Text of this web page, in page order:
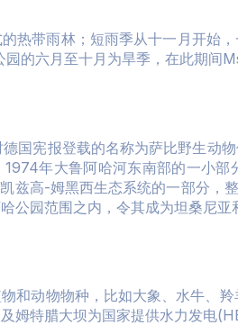
热带雨林；短雨季从十一月开始
的六月至十月为旱季，在此期间
国宪报登载的名称为萨比野生动
年大鲁阿哈河东南部的一小
兹高-姆黑西生态系统的一部分
公园范围之内，令其成为坦桑尼
和动物物种，比如大象、水牛、
姆特腊大坝为国家提供水力发电